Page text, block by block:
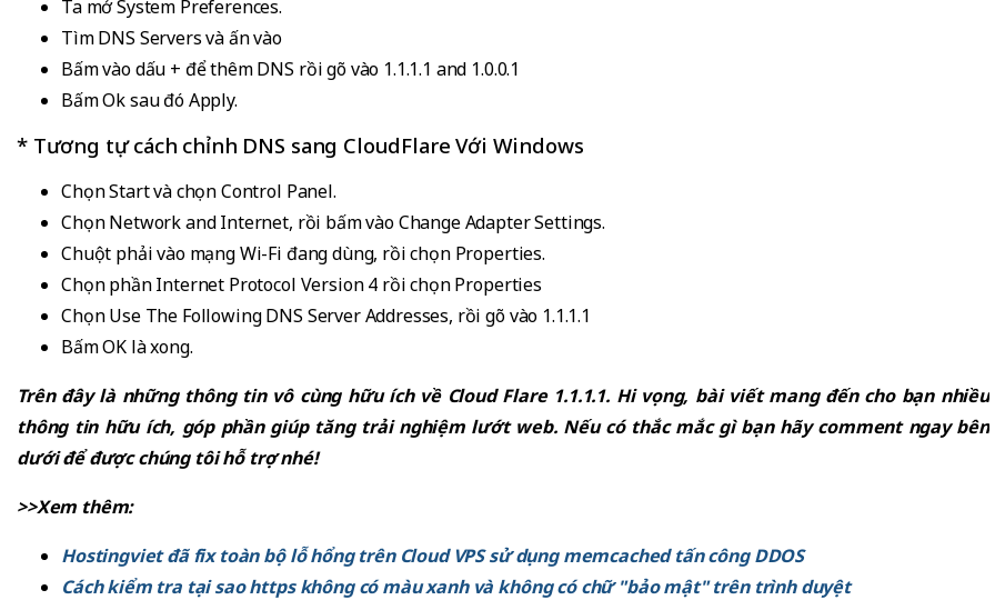
Ta mở System Preferences.
Tìm DNS Servers và ấn vào
Bấm vào dấu + để thêm DNS rồi gõ vào 1.1.1.1 and 1.0.0.1
Bấm Ok sau đó Apply.
* Tương tự cách chỉnh DNS sang CloudFlare Với Windows
Chọn Start và chọn Control Panel.
Chọn Network and Internet, rồi bấm vào Change Adapter Settings.
Chuột phải vào mạng Wi-Fi đang dùng, rồi chọn Properties.
Chọn phần Internet Protocol Version 4 rồi chọn Properties
Chọn Use The Following DNS Server Addresses, rồi gõ vào 1.1.1.1
Bấm OK là xong.
Trên đây là những thông tin vô cùng hữu ích về Cloud Flare 1.1.1.1. Hi vọng, bài viết mang đến cho bạn nhiều
thông tin hữu ích, góp phần giúp tăng trải nghiệm lướt web. Nếu có thắc mắc gì bạn hãy comment ngay bên
dưới để được chúng tôi hỗ trợ nhé!
>>Xem thêm:
Hostingviet đã fix toàn bộ lỗ hổng trên Cloud VPS sử dụng memcached tấn công DDOS
Cách kiểm tra tại sao https không có màu xanh và không có chữ "bảo mật" trên trình duyệt